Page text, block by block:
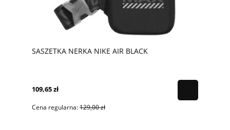
SASZETKA NERKA NIKE AIR BLACK
109,65 zł
Cena regularna:129,00 zł